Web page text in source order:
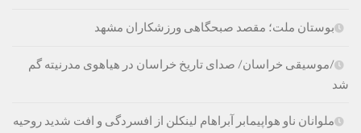
بوستان ملت؛ مقصد صبحگاهی ورزشکاران مشهد
/موسیقی خراسان/ صدای تاریخ خراسان در هیاهوی مدرنیته گم
شد
ملوانان ناو هواپیمابر آبراهام لینکلن از افسردگی و افت شدید روحیه